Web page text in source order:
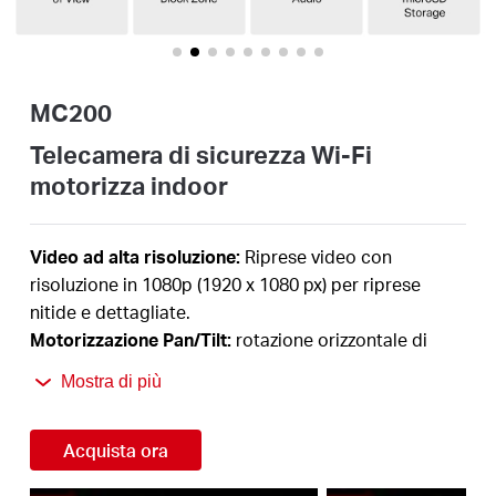
MC200
Telecamera di sicurezza Wi-Fi
motorizza indoor
Video ad alta risoluzione:Riprese video con
risoluzione in 1080p (1920 x 1080 px)per riprese
nitide e dettagliate.
Motorizzazione Pan/Tilt: rotazione orizzontale di
completa dell'area videosorvegliata
quando viene intercettato un movimento,
persone o il pianto del tuo bambino
Mostra di più
Acquista ora